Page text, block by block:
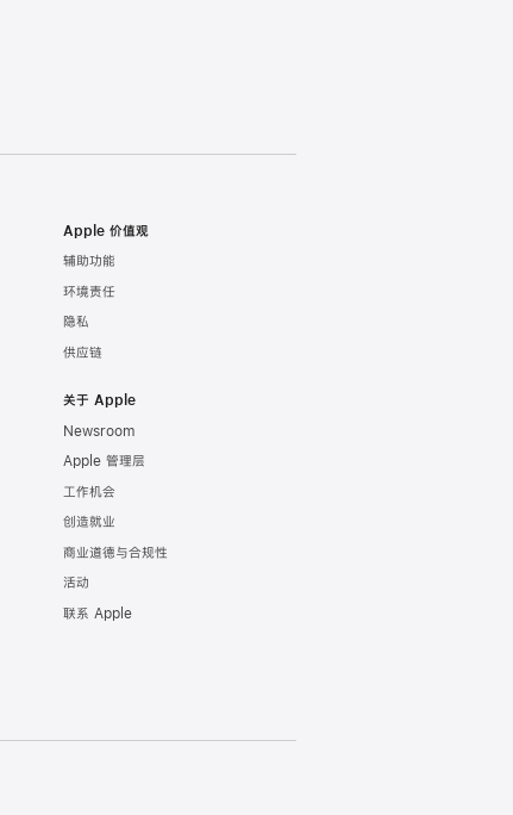
Apple 价值观
辅助功能
环境责任
隐私
供应链
关于 Apple
Newsroom
Apple 管理层
工作机会
创造就业
商业道德与合规性
活动
联系 Apple